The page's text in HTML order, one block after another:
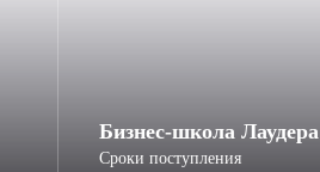
Бизнес-школа Лаудера
Сроки поступления